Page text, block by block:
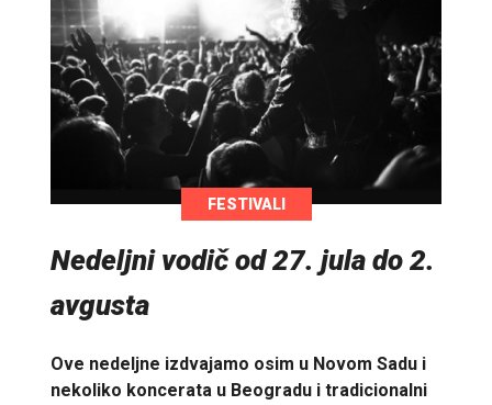
FESTIVALI
Nedeljni vodič od 27. jula do 2.
avgusta
Ove nedeljne izdvajamo osim u Novom Sadu i
nekoliko koncerata u Beogradu i tradicionalni